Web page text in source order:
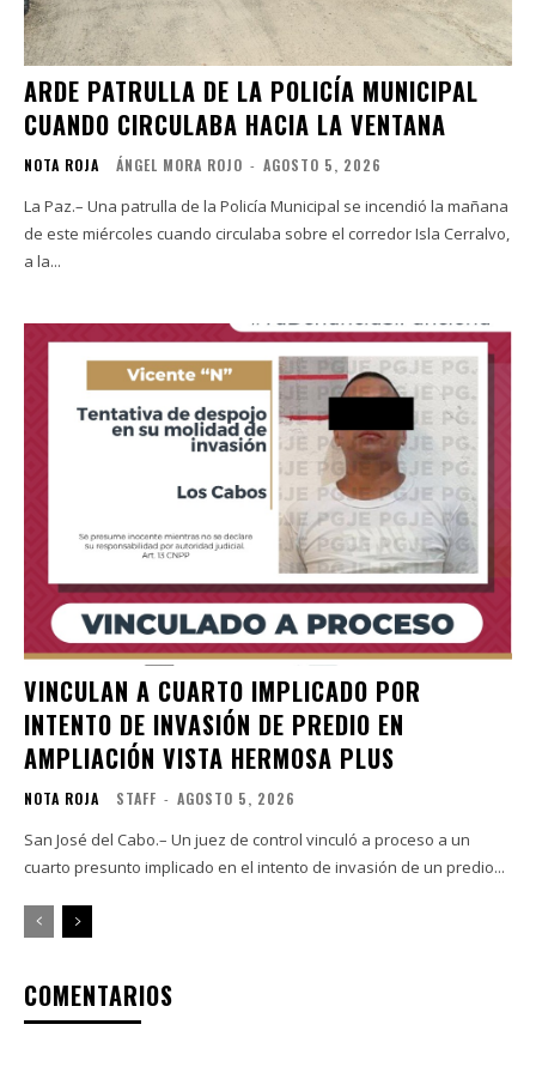
ARDE PATRULLA DE LA POLICÍA MUNICIPAL
CUANDO CIRCULABA HACIA LA VENTANA
NOTA ROJA ÁNGEL MORA ROJO - AGOSTO 5, 2026
La Paz.– Una patrulla de la Policía Municipal se incendió la mañana
de este miércoles cuando circulaba sobre el corredor Isla Cerralvo,
a la...
VINCULAN A CUARTO IMPLICADO POR
INTENTO DE INVASIÓN DE PREDIO EN
AMPLIACIÓN VISTA HERMOSA PLUS
NOTA ROJA STAFF - AGOSTO 5, 2026
San José del Cabo.– Un juez de control vinculó a proceso a un
cuarto presunto implicado en el intento de invasión de un predio...
COMENTARIOS